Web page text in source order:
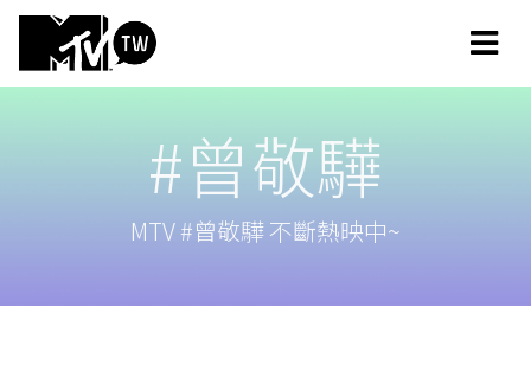
#曾敬驊
MTV #曾敬驊 不斷熱映中~